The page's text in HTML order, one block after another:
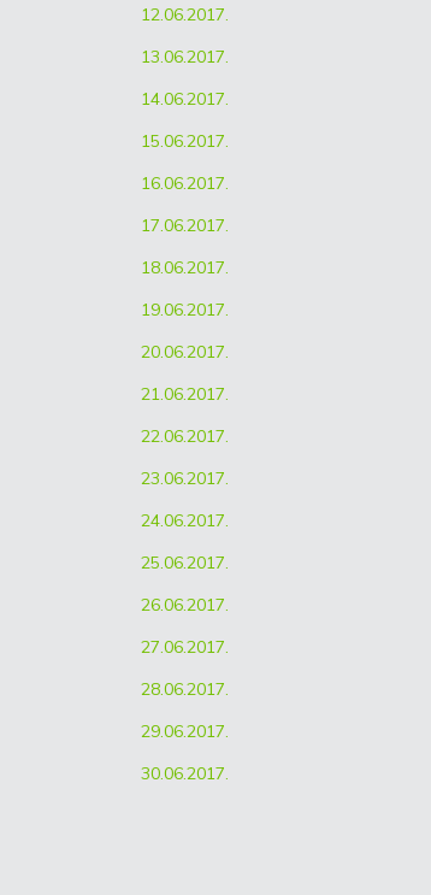
12.06.2017.
13.06.2017.
14.06.2017.
15.06.2017.
16.06.2017.
17.06.2017.
18.06.2017.
19.06.2017.
20.06.2017.
21.06.2017.
22.06.2017.
23.06.2017.
24.06.2017.
25.06.2017.
26.06.2017.
27.06.2017.
28.06.2017.
29.06.2017.
30.06.2017.